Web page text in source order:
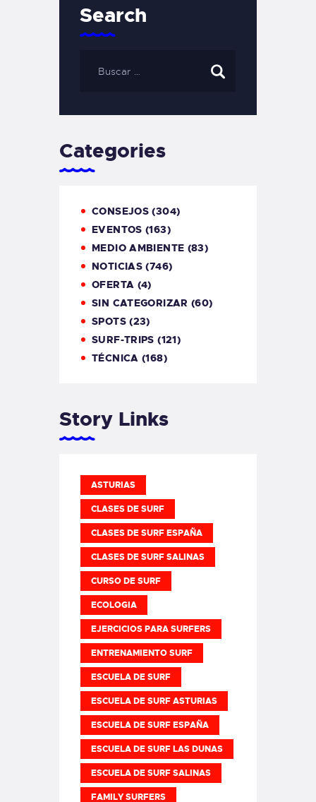
Search
Categories
CONSEJOS (304)
EVENTOS (163)
MEDIO AMBIENTE (83)
NOTICIAS (746)
OFERTA (4)
SIN CATEGORIZAR (60)
SPOTS(23)
SURF-TRIPS (121)
TÉCNICA (168)
Story Links
ASTURIAS
CLASES DE SURF
CLASES DE SURF ESPAÑA
CLASES DE SURF SALINAS
CURSO DE SURF
ECOLOGIA
EJERCICIOS PARA SURFERS
ENTRENAMIENTO SURF
ESCUELA DE SURF
ESCUELA DE SURF ASTURIAS
ESCUELA DE SURF ESPAÑA
ESCUELA DE SURF LAS DUNAS
ESCUELA DE SURF SALINAS
FAMILY SURFERS